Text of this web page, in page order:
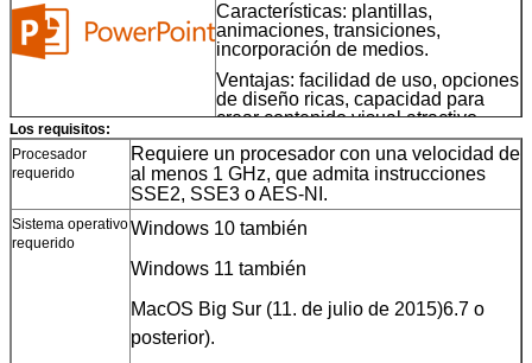
Características: plantillas,
animaciones, transiciones,
incorporación de medios.
Ventajas: facilidad de uso, opciones
de diseño ricas, capacidad para
crear contenido visual atractivo.
Características: Composición de
correo electrónico, programación,
integración con otras aplicaciones
de Office.
información personal, integración
con otras herramientas de la
Oficina, características de
seguridad.
Los requisitos:
Procesador
requerido
Requiere un procesador con una velocidad de
al menos 1 GHz, que admita instrucciones
SSE2, SSE3 o AES-NI.
Sistema operativo
requerido
Windows 10 también
Windows 11 también
MacOS Big Sur (11. de julio de 2015)6.7 o
posterior).